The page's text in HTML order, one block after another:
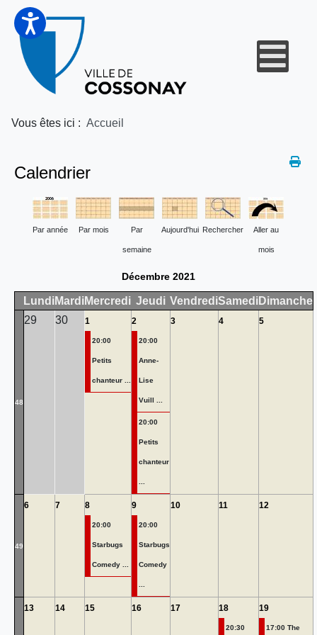
Vous êtes ici : Accueil
Calendrier
Par année Par mois Par
semaine
Aujourd'hui Rechercher Aller au
mois
Décembre 2021
LundiMardiMercredi Jeudi VendrediSamediDimanche
48
29 30 1
20:00
Petits
chanteur ...
2
20:00
Anne-
Lise
Vuill ...
20:00
Petits
chanteur
3 4 5
49
6 7 8
20:00
Starbugs
Comedy ...
9
20:00
Starbugs
Comedy
10 11 12
13 14 15 16 17 18
20:30
19
17:00 The